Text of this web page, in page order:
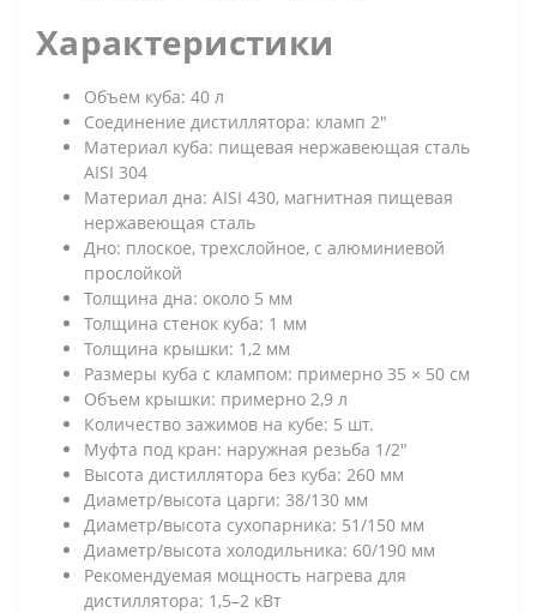
Характеристики
Объем куба: 40 л
Соединение дистиллятора: кламп 2"
Материал куба: пищевая нержавеющая сталь
AISI 304
Материал дна: AISI 430, магнитная пищевая
нержавеющая сталь
Дно: плоское, трехслойное, с алюминиевой
прослойкой
Толщина дна: около 5 мм
Толщина стенок куба: 1 мм
Толщина крышки: 1,2 мм
Размеры куба с клампом: примерно 35 × 50 см
Объем крышки: примерно 2,9 л
Количество зажимов на кубе: 5 шт.
Муфта под кран: наружная резьба 1/2"
Высота дистиллятора без куба: 260 мм
Диаметр/высота царги: 38/130 мм
Диаметр/высота сухопарника: 51/150 мм
Диаметр/высота холодильника: 60/190 мм
Рекомендуемая мощность нагрева для
дистиллятора: 1,5–2 кВт